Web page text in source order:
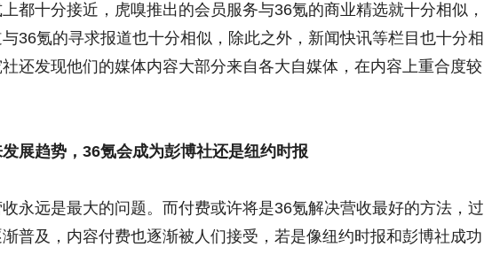
都十分接近，虎嗅推出的会员服务与36氪的商业精选就十分相似，
36氪的寻求报道也十分相似，除此之外，新闻快讯等栏目也十分相
还发现他们的媒体内容大部分来自各大自媒体，在内容上重合度较
展趋势，36氪会成为彭博社还是纽约时报
永远是最大的问题。而付费或许将是36氪解决营收最好的方法，过
普及，内容付费也逐渐被人们接受，若是像纽约时报和彭博社成功